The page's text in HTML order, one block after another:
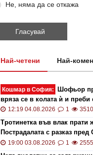
ще проверява за
при
Не, няма да се откажа
Най-четени Най-
Кошмар в София:
Шофьор
вряза се в колата ѝ и преби
12:19 04.08.2026 1
Тротинетка във влак прати
Пострадалата с разказ
19:00 03.08.2026 1